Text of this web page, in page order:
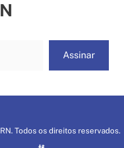
Assinar
Todos os direitos reservados.